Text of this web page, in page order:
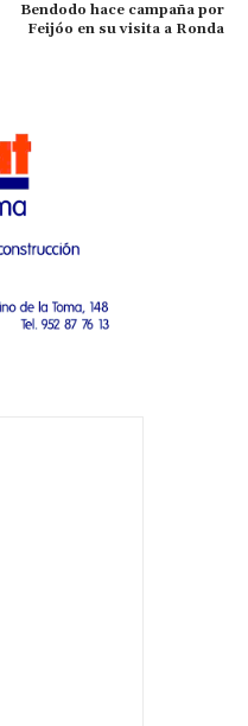
Bendodo hace campaña por
Feijóo en su visita a Ronda